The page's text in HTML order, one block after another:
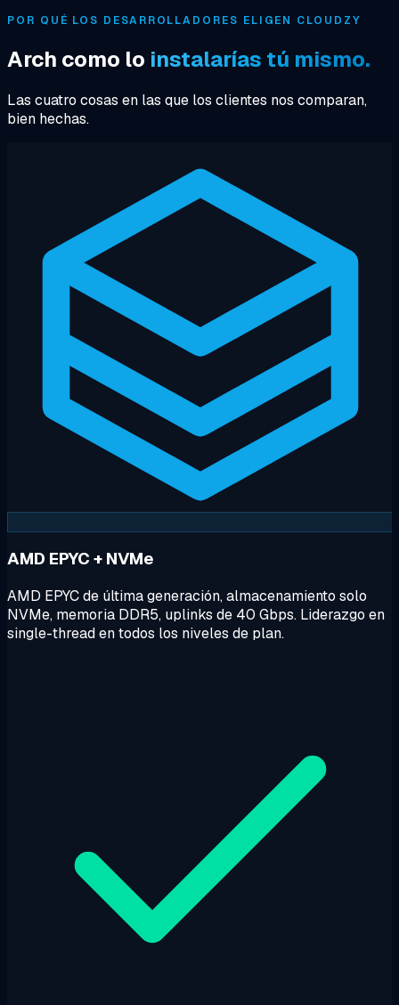
POR QUÉ LOS DESARROLLADORES ELIGEN CLOUDZY
Arch como lo instalarías tú mismo.
Las cuatro cosas en las que los clientes nos comparan,
bien hechas.
AMD EPYC + NVMe
AMD EPYC de última generación, almacenamiento solo
NVMe, memoria DDR5, uplinks de 40 Gbps. Liderazgo en
single-thread en todos los niveles de plan.